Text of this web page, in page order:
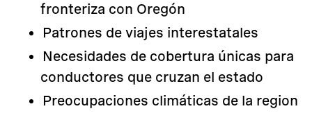
fronteriza con Oregón
Patrones de viajes interestatales
Necesidades de cobertura únicas para
conductores que cruzan el estado
Preocupaciones climáticas de la region